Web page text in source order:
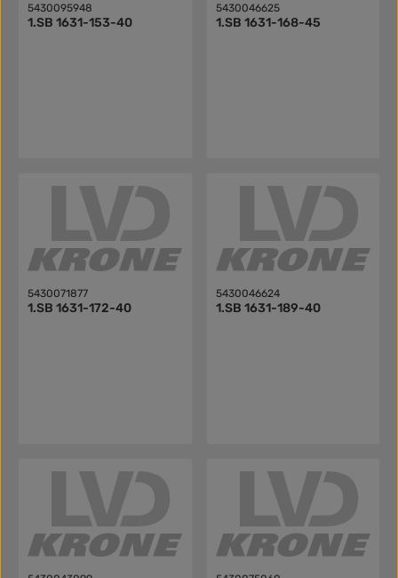
5430095948
1.SB 1631-153-40
5430046625
1.SB 1631-168-45
5430071877
1.SB 1631-172-40
5430046624
1.SB 1631-189-40